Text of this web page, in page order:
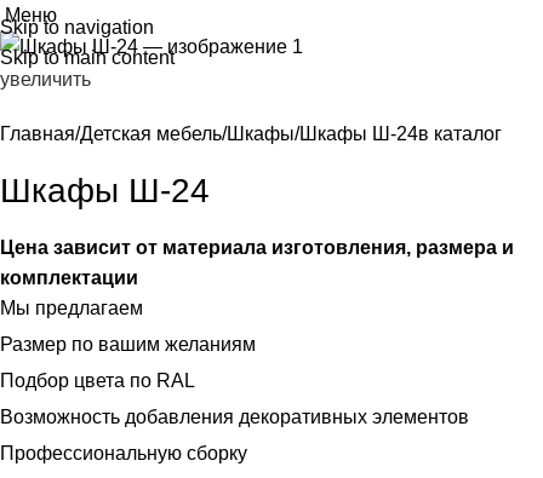
Skip to navigation
Skip to main content
Меню
увеличить
Главная Детская мебель Шкафы Шкафы Ш-24в каталог
Шкафы Ш-24
Цена зависит от материала изготовления, размера и
комплектации
Мы предлагаем
Размер по вашим желаниям
Подбор цвета по RAL
Возможность добавления декоративных элементов
Профессиональную сборку